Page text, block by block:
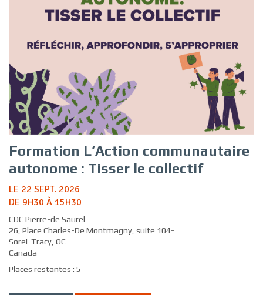
Formation L’Action communautaire
autonome : Tisser le collectif
LE 22 SEPT. 2026
DE 9H30 À 15H30
CDC Pierre-de Saurel
26, Place Charles-De Montmagny, suite 104-
Sorel-Tracy, QC
Canada
Places restantes : 5